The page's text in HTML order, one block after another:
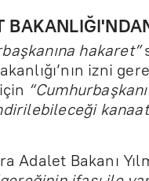
hakaret”
izni
Adalet Bakanı